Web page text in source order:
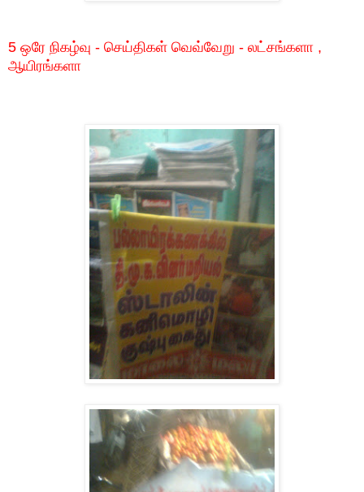
5 ஒரே நிகழ்வு - செய்திகள் வெவ்வேறு - லட்சங்களா ,
ஆயிரங்களா